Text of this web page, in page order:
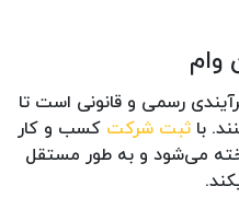
وام
رسمی و قانونی است تا
با ثبت شرکت کسب ‌و کار
می‌شود و به طور مستقل